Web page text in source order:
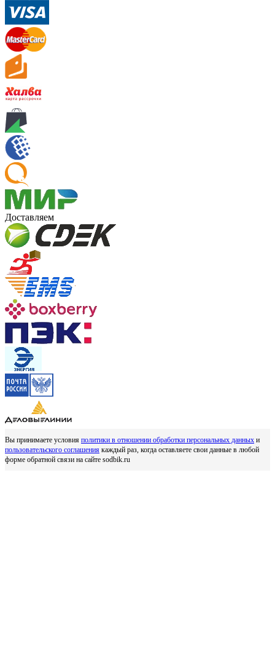
Доставляем
Вы принимаете условия политики в отношении обработки персональных данных и
пользовательского соглашения каждый раз, когда оставляете свои данные в любой
форме обратной связи на сайте sodbik.ru